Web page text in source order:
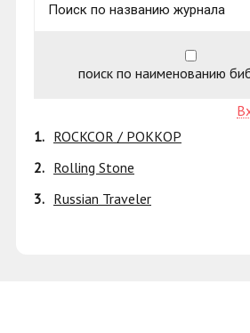
поиск по наименованию
1. ROCKCOR / РОККОР
2. Rolling Stone
3. Russian Traveler